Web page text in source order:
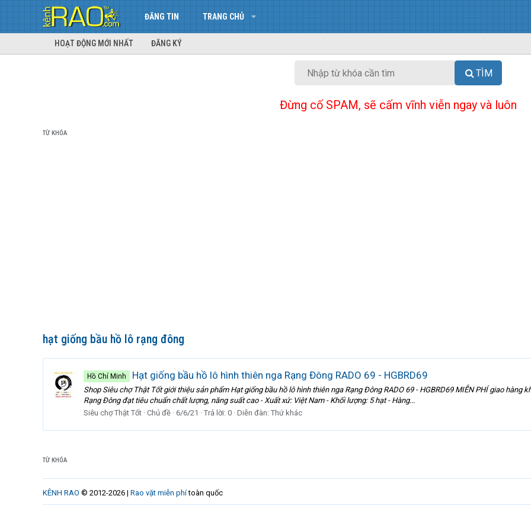
ĐĂNG TIN TRANG CHỦ
HOẠT ĐỘNG MỚI NHẤT ĐĂNG KÝ
TÌM
Đừng cố SPAM, sẽ cấm vĩnh viễn ngay và luôn
TỪ KHÓA
hạt giống bầu hồ lô rạng đông
Hồ Chí Minh Hạt giống bầu hồ lô hình thiên nga Rạng Đông RADO 69 - HGBRD69
Shop Siêu chợ Thật Tốt giới thiệu sản phẩm Hạt giống bầu hồ lô hình thiên nga Rạng Đông RADO 69 - HGBRD69 MIỄN PHÍ giao hàng
Rạng Đông đạt tiêu chuẩn chất lượng, năng suất cao - Xuất xứ: Việt Nam - Khối lượng: 5 hạt - Hàng...
Siêu chợ Thật Tốt Chủ đề 6/6/21 Trả lời: 0 Diễn đàn: Thứ khác
TỪ KHÓA
KÊNH RAO © 2012-2026 | Rao vặt miễn phítoàn quốc